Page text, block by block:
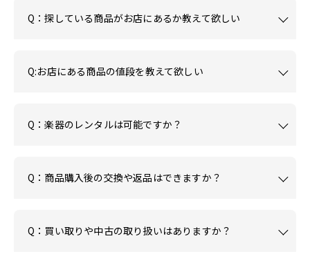
Q：探している商品がお店にあるか教えて欲しい
Q:お店にある商品の値段を教えて欲しい
Q：楽器のレンタルは可能ですか？
Q：商品購入後の交換や返品はできますか？
Q：買い取りや中古の取り扱いはありますか？